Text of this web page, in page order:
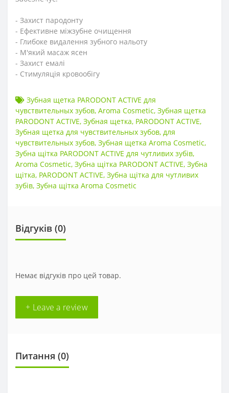
- Захист пародонту
- Ефективне міжзубне очищення
- Глибоке видалення зубного нальоту
- М'який масаж ясен
- Захист емалі
- Стимуляція кровообігу
Зубная щетка PARODONT ACTIVE для
чувствительных зубов, Aroma Cosmetic, Зубная щетка
PARODONT ACTIVE, Зубная щетка, PARODONT ACTIVE,
Зубная щетка для чувствительных зубов, для
чувствительных зубов, Зубная щетка Aroma Cosmetic,
Зубна щітка PARODONT ACTIVE для чутливих зубів,
Aroma Cosmetic, Зубна щітка PARODONT ACTIVE, Зубна
щітка, PARODONT ACTIVE, Зубна щітка для чутливих
зубів, Зубна щітка Aroma Cosmetic
Відгуків (0)
Немає відгуків про цей товар.
+ Leave a review
Питання (0)